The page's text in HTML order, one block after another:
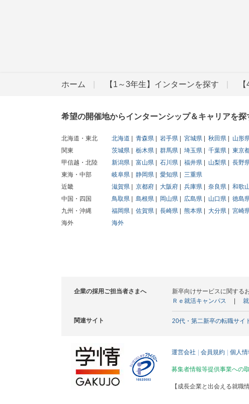
ホーム 【1～3年生】インターンを探す
希望の開催地からインターンシップ＆キャリアを探
北海道・東北 北海道 青森県 岩手県 宮城県 秋田県 山形
関東
茨城県 栃木県 群馬県 埼玉県 千葉県 東京
甲信越・北陸
新潟県 富山県 石川県 福井県 山梨県
長野
東海・中部
岐阜県 静岡県 愛知県
三重県
近畿
滋賀県 京都府 大阪府 兵庫県 奈良県
和歌
中国・四国
鳥取県 島根県 岡山県 広島県 山口県 徳島
九州・沖縄
福岡県 佐賀県 長崎県 熊本県 大分県 宮崎
海外
海外
企業の採用ご担当者さまへ
新卒向けサービスに関する
Ｒｅ就活キャンパス
関連サイト 20代・第二新卒の転職サイ
運営会社 会員規約 個人
募集者情報等提供事業への
【成長企業と出会える就職